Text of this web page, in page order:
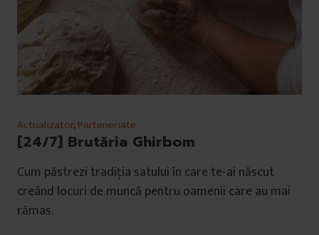
Actualizator,Parteneriate
[24/7] Brutăria Ghirbom
Cum păstrezi tradiția satului în care te-ai născut
creând locuri de muncă pentru oamenii care au mai
rămas.